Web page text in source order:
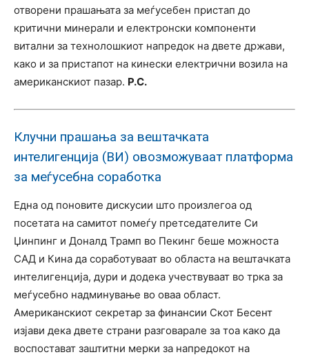
отворени прашањата за меѓусебен пристап до
критични минерали и електронски компоненти
витални за технолошкиот напредок на двете држави,
како и за пристапот на кинески електрични возила на
американскиот пазар. Р.С.
Клучни прашања за вештачката
интелигенција (ВИ) овозможуваат платформа
за меѓусебна соработка
Една од поновите дискусии што произлегоа од
посетата на самитот помеѓу претседателите Си
Џинпинг и Доналд Трамп во Пекинг беше можноста
САД и Кина да соработуваат во областа на вештачката
интелигенција, дури и додека учествуваат во трка за
меѓусебно надминување во оваа област.
Американскиот секретар за финансии Скот Бесент
изјави дека двете страни разговарале за тоа како да
воспостават заштитни мерки за напредокот на